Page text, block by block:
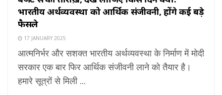
भारतीय अर्थव्यवस्था को आर्थिक संजीवनी, होंगे कई बड़े
फैसले
17 JANUARY 2025
आत्मनिर्भर और सशक्त भारतीय अर्थव्यवस्था के निर्माण में मोदी
सरकार एक बार फिर आर्थिक संजीवनी लाने को तैयार है।
हमारे सूत्रों से मिली ...